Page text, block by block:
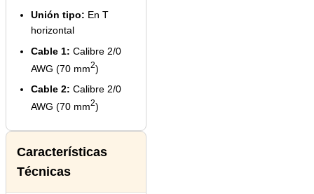
Unión tipo: En T
horizontal
Cable 1: Calibre 2/0
AWG (70 mm2)
Cable 2: Calibre 2/0
AWG (70 mm2)
Características
Técnicas